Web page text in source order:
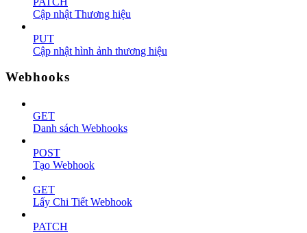
Cập nhật Thương hiệu
PUT
Cập nhật hình ảnh thương hiệu
Webhooks
GET
Danh sách Webhooks
POST
Tạo Webhook
GET
Lấy Chi Tiết Webhook
PATCH